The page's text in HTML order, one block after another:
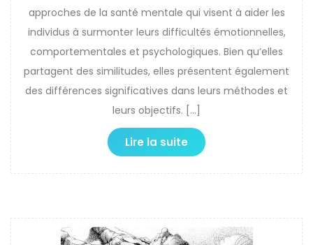
approches de la santé mentale qui visent à aider les
individus à surmonter leurs difficultés émotionnelles,
comportementales et psychologiques. Bien qu’elles
partagent des similitudes, elles présentent également
des différences significatives dans leurs méthodes et
leurs objectifs. […]
Lire la suite